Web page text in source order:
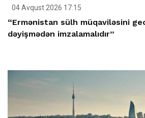
04 Avqust 2026 17:15
“Ermənistan sülh müqaviləsini
dəyişmədən imzalamalıdır”